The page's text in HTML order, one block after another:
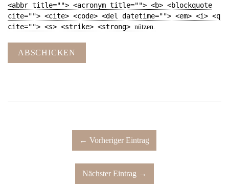
<abbr title=""> <acronym title=""> <b> <blockquote
cite=""> <cite> <code> <del datetime=""> <em> <i> <q
cite=""> <s> <strike> <strong> nützen.
ABSCHICKEN
← Vorheriger Eintrag
Nächster Eintrag →